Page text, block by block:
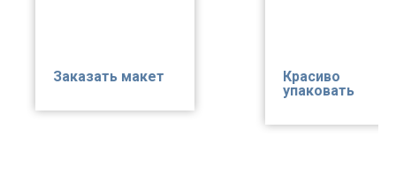
Заказать макет
Красиво
упаковать